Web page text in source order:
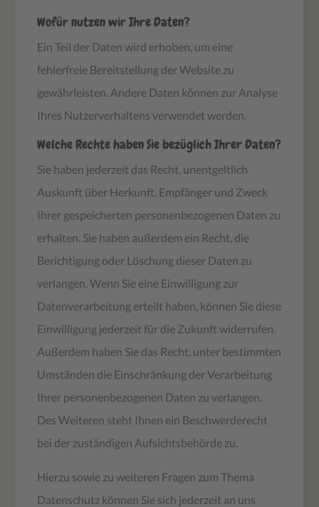
Wofür nutzen wir Ihre Daten?
Ein Teil der Daten wird erhoben, um eine
fehlerfreie Bereitstellung der Website zu
gewährleisten. Andere Daten können zur Analyse
Ihres Nutzerverhaltens verwendet werden.
Welche Rechte haben Sie bezüglich Ihrer Daten?
Sie haben jederzeit das Recht, unentgeltlich
Auskunft über Herkunft, Empfänger und Zweck
Ihrer gespeicherten personenbezogenen Daten zu
erhalten. Sie haben außerdem ein Recht, die
Berichtigung oder Löschung dieser Daten zu
verlangen. Wenn Sie eine Einwilligung zur
Datenverarbeitung erteilt haben, können Sie diese
Einwilligung jederzeit für die Zukunft widerrufen.
Außerdem haben Sie das Recht, unter bestimmten
Umständen die Einschränkung der Verarbeitung
Ihrer personenbezogenen Daten zu verlangen.
Des Weiteren steht Ihnen ein Beschwerderecht
bei der zuständigen Aufsichtsbehörde zu.
Hierzu sowie zu weiteren Fragen zum Thema
Datenschutz können Sie sich jederzeit an uns